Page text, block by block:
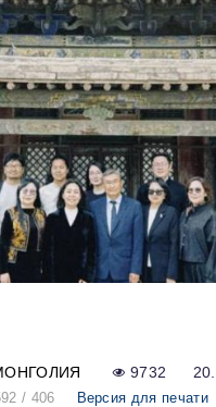
9732
/ 406 Версия для печати